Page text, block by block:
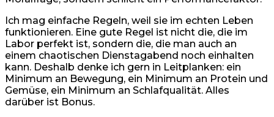
Ich mag einfache Regeln, weil sie im echten Leben
funktionieren. Eine gute Regel ist nicht die, die im
Labor perfekt ist, sondern die, die man auch an
einem chaotischen Dienstagabend noch einhalten
kann. Deshalb denke ich gern in Leitplanken: ein
Minimum an Bewegung, ein Minimum an Protein und
Gemüse, ein Minimum an Schlafqualität. Alles
darüber ist Bonus.